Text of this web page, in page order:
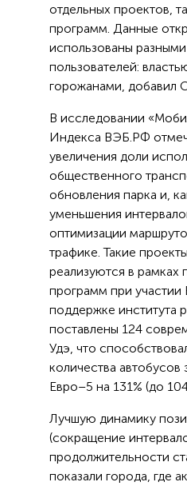
отдельных проектов,
программ. Данные
использованы
пользователей:
горожанами, добавил
В исследовании
Индекса ВЭБ.РФ
увеличения доли
общественного
обновления парка и,
уменьшения
оптимизации
трафике. Такие
реализуются в рамках
программ при
поддержке института
поставлены 124
Удэ, что
количества автобусов
Евро–5 на 131% (до
Лучшую динамику
(сокращение
продолжительности
показали города, где